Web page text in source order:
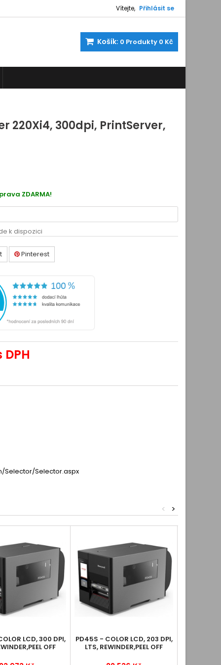
Vítejte, Přihlásit se
Košík: 0 Produkty 0 Kč
220Xi4, 300dpi, PrintServer,
ZDARMA!
k dispozici
Pinterest
DPH
Selector/Selector.aspx
>
<
LCD, 300 DPI,
OFF
PD45S - COLOR LCD, 203 DPI,
LTS, REWINDER,PEEL OFF